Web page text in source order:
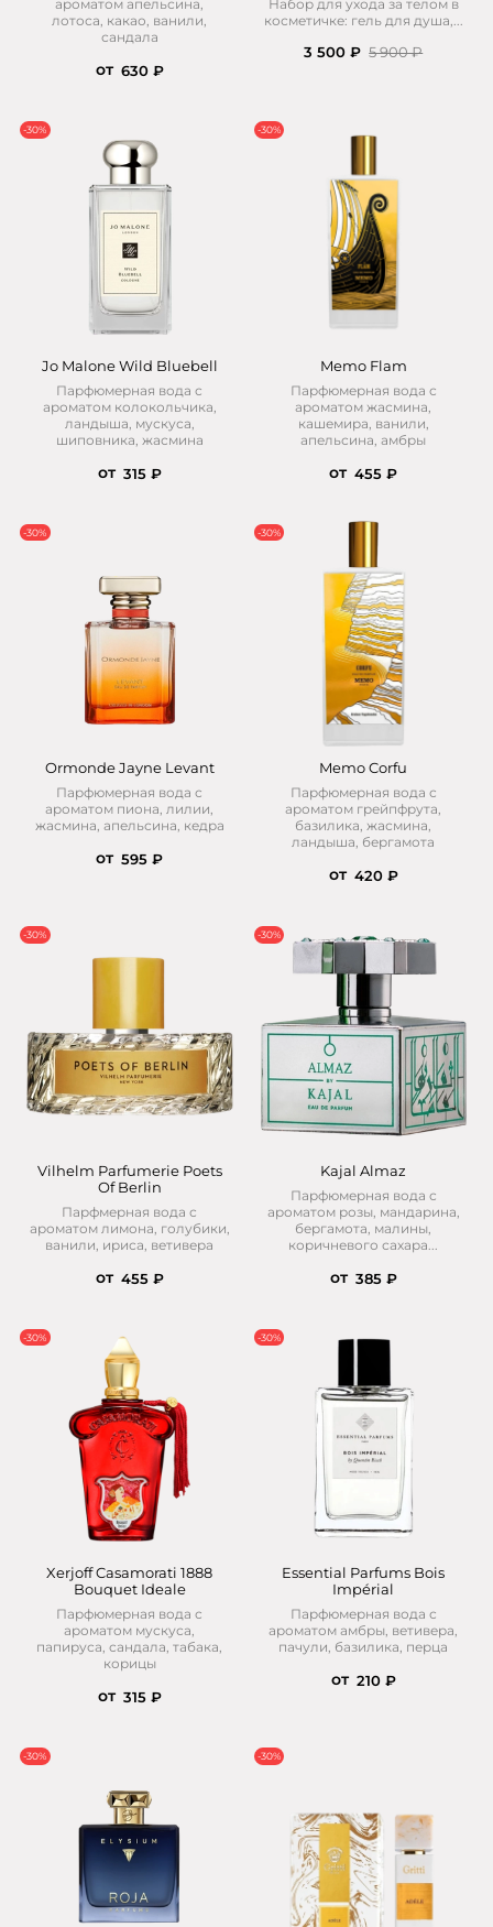
ароматом апельсина,
лотоса, какао, ванили,
сандала
от 630 ₽
Набор для ухода за телом в
косметичке: гель для душа,...
3 500 ₽ 5 900 ₽
-30%
Jo Malone Wild Bluebell
Парфюмерная вода с
ароматом колокольчика,
ландыша, мускуса,
шиповника, жасмина
от 315 ₽
-30%
Memo Flam
Парфюмерная вода с
ароматом жасмина,
кашемира, ванили,
апельсина, амбры
от 455 ₽
-30%
Ormonde Jayne Levant
Парфюмерная вода с
ароматом пиона, лилии,
жасмина, апельсина, кедра
от 595 ₽
-30%
Memo Corfu
Парфюмерная вода с
ароматом грейпфрута,
базилика, жасмина,
ландыша, бергамота
от 420 ₽
-30%
Vilhelm Parfumerie Poets
Of Berlin
Парфмерная вода с
ароматом лимона, голубики,
ванили, ириса, ветивера
от 455 ₽
-30%
Kajal Almaz
Парфюмерная вода с
ароматом розы, мандарина,
бергамота, малины,
коричневого сахара...
от 385 ₽
-30%
Xerjoff Casamorati 1888
Bouquet Ideale
Парфюмерная вода с
ароматом мускуса,
папируса, сандала, табака,
корицы
от 315 ₽
-30%
Essential Parfums Bois
Impérial
Парфюмерная вода с
ароматом амбры, ветивера,
пачули, базилика, перца
от 210 ₽
-30% -30%